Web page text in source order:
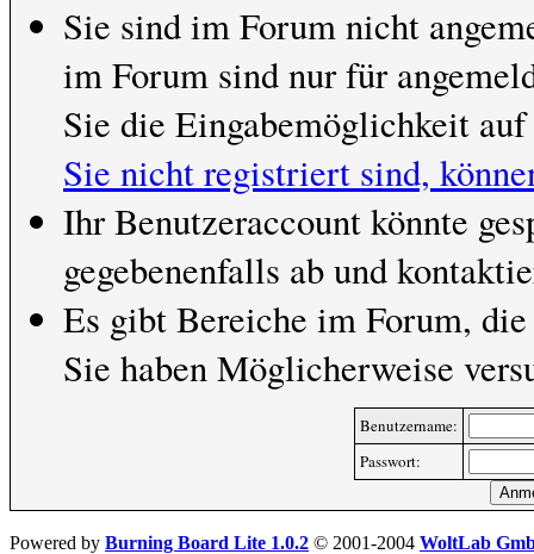
Sie sind im Forum nicht
im Forum sind nur für
Sie die Eingabemöglichkeit
Sie nicht registriert sind,
Ihr Benutzeraccount könnte
gegebenenfalls ab und
Es gibt Bereiche im Forum,
Sie haben Möglicherweise
Benutzername:
Passwort:
Powered by Burning Board Lite 1.0.2 © 2001-2004 WoltLab